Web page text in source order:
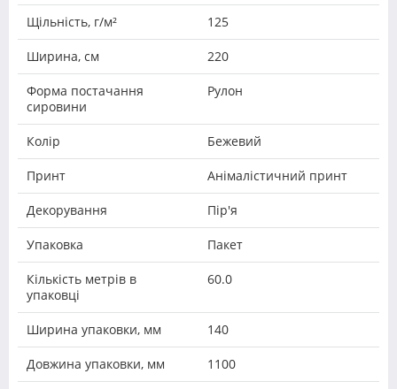
Щільність, г/м² 125
Ширина, см 220
Форма постачання
сировини
Рулон
Колір Бежевий
Принт Анімалістичний принт
Декорування Пір'я
Упаковка Пакет
Кількість метрів в
упаковці
60.0
Ширина упаковки, мм 140
Довжина упаковки, мм 1100